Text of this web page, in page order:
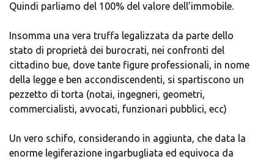
Quindi parliamo del 100% del valore dell’immobile.
Insomma una vera truffa legalizzata da parte dello
stato di proprietà dei burocrati, nei confronti del
cittadino bue, dove tante figure professionali, in nome
della legge e ben accondiscendenti, si spartiscono un
pezzetto di torta (notai, ingegneri, geometri,
commercialisti, avvocati, funzionari pubblici, ecc)
Un vero schifo, considerando in aggiunta, che data la
enorme legiferazione ingarbugliata ed equivoca da